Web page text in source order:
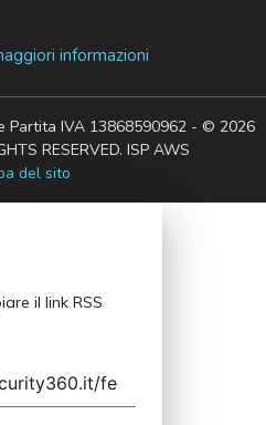
informazioni
Partita IVA 13868590962 - © 2026
RESERVED. ISP AWS
del sito
il link RSS